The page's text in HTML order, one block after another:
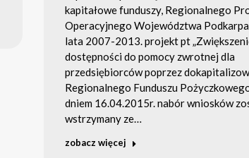
kapitałowe funduszy, Regionalnego
Operacyjnego Województwa
lata 2007-2013. projekt pt
dostępności do pomocy zwrotnej dla
przedsiębiorców poprzez
Regionalnego Funduszu
dniem 16.04.2015r. nabór wniosków
wstrzymany ze…
zobacz więcej